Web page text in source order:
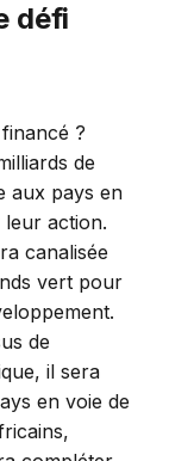
?
de
aux pays en
action.
canalisée
vert pour
de
il sera
en voie de